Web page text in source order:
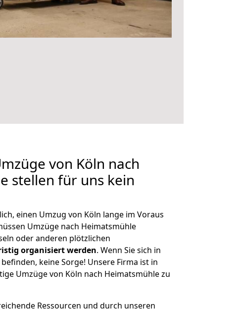
von Köln nach
stellen für uns kein
einen Umzug von Köln lange im Voraus
Umzüge nach Heimatsmühle
oder anderen plötzlichen
organisiert werden. Wenn Sie sich in
keine Sorge! Unsere Firma ist in
Umzüge von Köln nach Heimatsmühle zu
Ressourcen und durch unseren